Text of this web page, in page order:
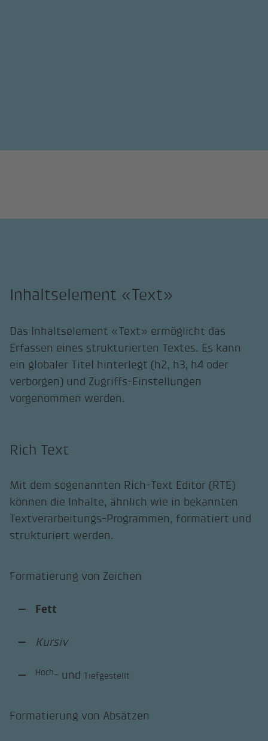
Inhaltselement «Text»
Das Inhaltselement «Text» ermöglicht das
Erfassen eines strukturierten Textes. Es kann
ein globaler Titel hinterlegt (h2, h3, h4 oder
verborgen) und Zugriffs-Einstellungen
vorgenommen werden.
Rich Text
Mit dem sogenannten Rich-Text Editor (RTE)
können die Inhalte, ähnlich wie in bekannten
Textverarbeitungs-Programmen, formatiert und
strukturiert werden.
Formatierung von Zeichen
Fett
Kursiv
Hoch- undTiefgestellt
Formatierung von Absätzen